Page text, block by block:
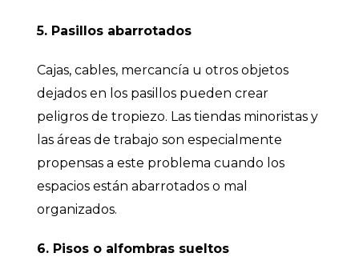
5. Pasillos abarrotados
Cajas, cables, mercancía u otros objetos
dejados en los pasillos pueden crear
peligros de tropiezo. Las tiendas minoristas y
las áreas de trabajo son especialmente
propensas a este problema cuando los
espacios están abarrotados o mal
organizados.
6. Pisos o alfombras sueltos